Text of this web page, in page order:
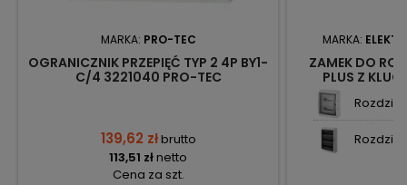
MARKA: PRO-TEC
OGRANICZNIK PRZEPIĘĆ TYP 2 4P BY1-
C/4 3221040 PRO-TEC
139,62 złbrutto
113,51 złnetto
Cena za szt.
MARKA:
ZAMEK DO
PLUS Z